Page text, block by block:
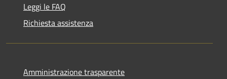
Leggi le FAQ
Richiesta assistenza
Amministrazione trasparente